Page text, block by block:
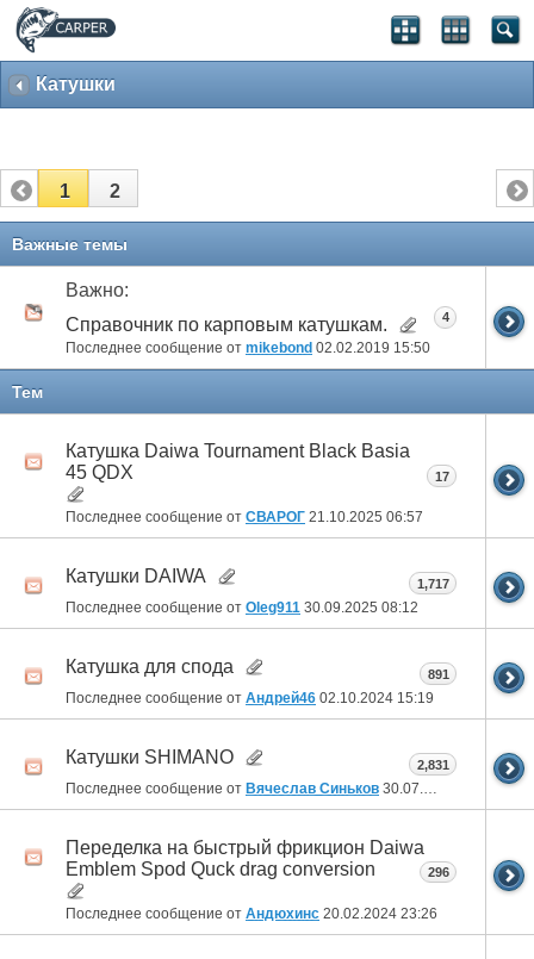
Катушки
1 2
Важные темы
Важно:
Справочник по карповым катушкам.
Последнее сообщение от mikebond 02.02.2019 15:50
4
Тем
Катушка Daiwa Tournament Black Basia
45 QDX
Последнее сообщение от СВАРОГ 21.10.2025 06:57
17
Катушки DAIWA
Последнее сообщение от Oleg911 30.09.2025 08:12
1,717
Катушка для спода
Последнее сообщение от Андрей46 02.10.2024 15:19
891
Катушки SHIMANO
Последнее сообщение от Вячеслав Синьков 30.07.2024
2,831
Переделка на быстрый фрикцион Daiwa
Emblem Spod Quck drag conversion
Последнее сообщение от Андюхинс 20.02.2024 23:26
296